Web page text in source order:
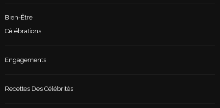
Bien-Être
Célébrations
Engagements
Recettes Des Célébrités